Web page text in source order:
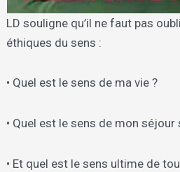
LD souligne qu’il ne faut pas
éthiques du sens :
• Quel est le sens de ma vie ?
• Quel est le sens de mon
• Et quel est le sens ultime de